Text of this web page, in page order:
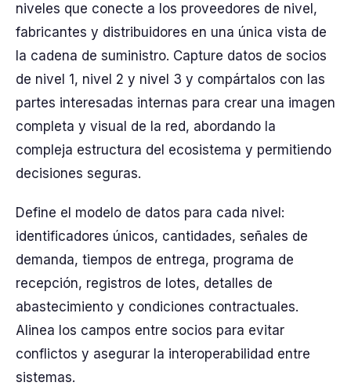
niveles que conecte a los proveedores de nivel,
fabricantes y distribuidores en una única vista de
la cadena de suministro. Capture datos de socios
de nivel 1, nivel 2 y nivel 3 y compártalos con las
partes interesadas internas para crear una imagen
completa y visual de la red, abordando la
compleja estructura del ecosistema y permitiendo
decisiones seguras.
Define el modelo de datos para cada nivel:
identificadores únicos, cantidades, señales de
demanda, tiempos de entrega, programa de
recepción, registros de lotes, detalles de
abastecimiento y condiciones contractuales.
Alinea los campos entre socios para evitar
conflictos y asegurar la interoperabilidad entre
sistemas.